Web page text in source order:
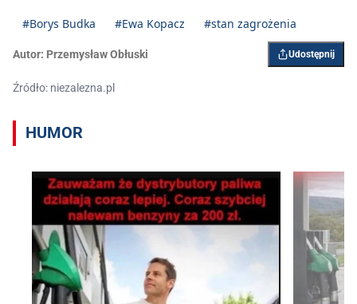
#Borys Budka #Ewa Kopacz #stan zagrożenia
Autor: Przemysław Obłuski Udostępnij
Źródło: niezalezna.pl
HUMOR